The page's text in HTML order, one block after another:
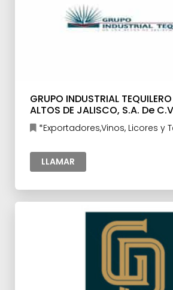
GRUPO INDUSTRIAL
ALTOS DE JALISCO, S.A. De
*Exportadores,Vinos, Licores y
LLAMAR